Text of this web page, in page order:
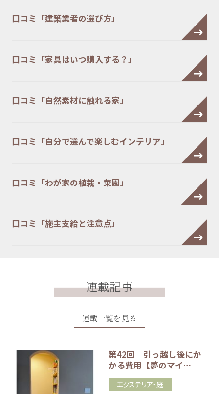
口コミ「建築業者の選び方」
口コミ「家具はいつ購入する？」
口コミ「自然素材に触れる家」
口コミ「自分で選んで楽しむインテリア」
口コミ「わが家の植栽・菜園」
口コミ「施主支給と注意点」
連載記事
連載一覧を見る
第42回 引っ越し後にか
かる費用【夢のマイ…
エクステリア・庭